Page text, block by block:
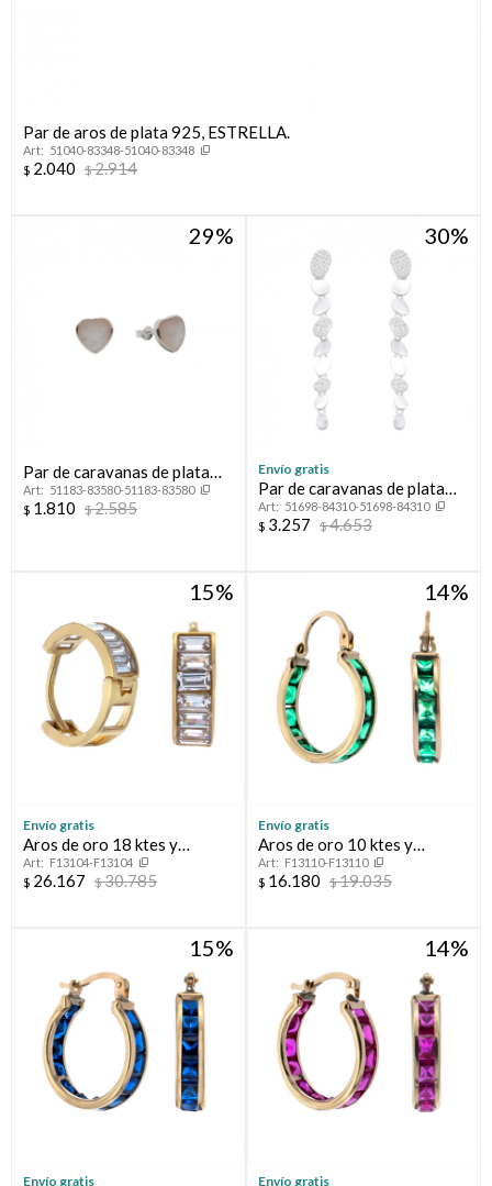
Par de aros de plata 925, ESTRELLA.
51040-83348-51040-83348
$ 2.040 $2.914
29
Par de caravanas de plata
925 con nácar, CORAZON.
51183-83580-51183-83580
$ 1.810 $2.585
30
Envío gratis
Par de caravanas de plata
925 con circonias.
51698-84310-51698-84310
$ 3.257 $4.653
15
Envío gratis
Aros de oro 18 ktes y
circonias
F13104-F13104
$ 26.167 $30.785
14
Envío gratis
Aros de oro 10 ktes y
circonias
F13110-F13110
$ 16.180 $19.035
15
Envío gratis
14
Envío gratis